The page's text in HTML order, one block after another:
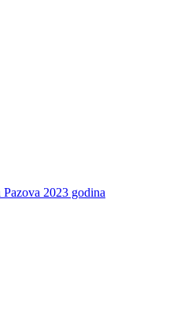
2023 godina